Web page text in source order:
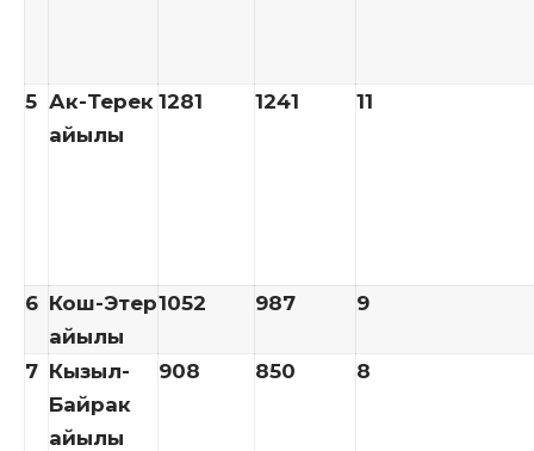
5 Ак-Терек
айылы
1281 1241 11
6 Кош-Этер
айылы
1052 987 9
7 Кызыл-
Байрак
айылы
908 850 8